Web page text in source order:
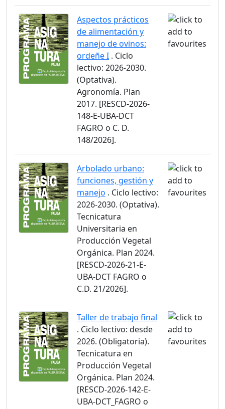
Aspectos prácticos
de alimentación y
manejo de ovinos:
ordeñe I . Ciclo
lectivo: 2026-2030.
(Optativa).
Agronomía. Plan
2017. [RESCD-2026-
148-E-UBA-DCT
FAGRO o C. D.
148/2026].
Arbolado urbano:
funciones, gestión y
manejo . Ciclo lectivo:
2026-2030. (Optativa).
Tecnicatura
Universitaria en
Producción Vegetal
Orgánica. Plan 2024.
[RESCD-2026-21-E-
UBA-DCT FAGRO o
C.D. 21/2026].
Taller de trabajo final
. Ciclo lectivo: desde
2026. (Obligatoria).
Tecnicatura en
Producción Vegetal
Orgánica. Plan 2024.
[RESCD-2026-142-E-
UBA-DCT_FAGRO o